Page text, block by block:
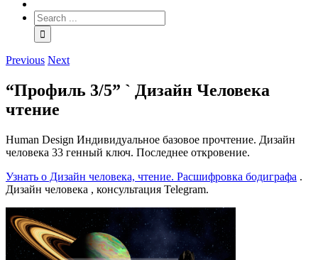
Previous Next
“Профиль 3/5” ` Дизайн Человека
чтение
Human Design Индивидуальное базовое прочтение. Дизайн
человека 33 генный ключ. Последнее откровение.
Узнать о Дизайн человека, чтение. Расшифровка бодиграфа .
Дизайн человека , консультация Telegram.